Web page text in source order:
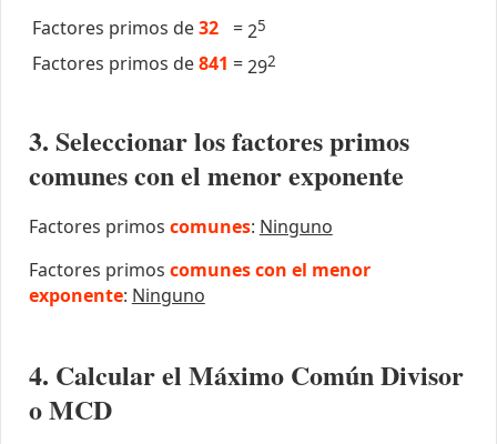
Factores primos de32 =25
Factores primos de841 =292
3. Seleccionar los factores primos
comunes con el menor exponente
Factores primos comunes: Ninguno
Factores primos comunes con el menor
exponente: Ninguno
4. Calcular el Máximo Común Divisor
o MCD